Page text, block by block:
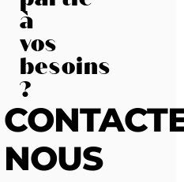
à
vos
besoins
?
NOUS